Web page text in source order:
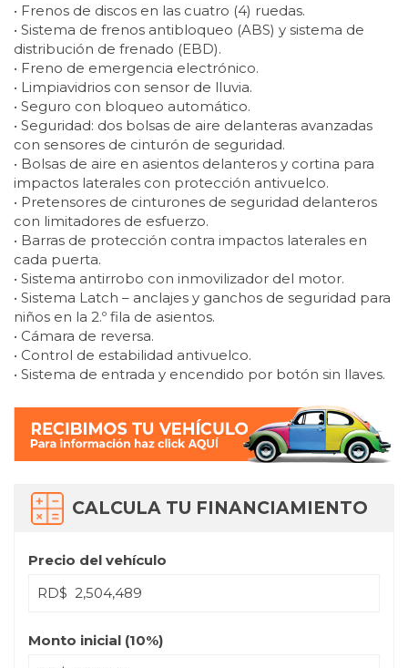
• Frenos de discos en las cuatro (4) ruedas.
• Sistema de frenos antibloqueo (ABS) y sistema de
distribución de frenado (EBD).
• Freno de emergencia electrónico.
• Limpiavidrios con sensor de lluvia.
• Seguro con bloqueo automático.
• Seguridad: dos bolsas de aire delanteras avanzadas
con sensores de cinturón de seguridad.
• Bolsas de aire en asientos delanteros y cortina para
impactos laterales con protección antivuelco.
• Pretensores de cinturones de seguridad delanteros
con limitadores de esfuerzo.
• Barras de protección contra impactos laterales en
cada puerta.
• Sistema antirrobo con inmovilizador del motor.
• Sistema Latch – anclajes y ganchos de seguridad para
niños en la 2.º fila de asientos.
• Cámara de reversa.
• Control de estabilidad antivuelco.
• Sistema de entrada y encendido por botón sin llaves.
CALCULA TU FINANCIAMIENTO
Precio del vehículo
RD$
Monto inicial (10%)